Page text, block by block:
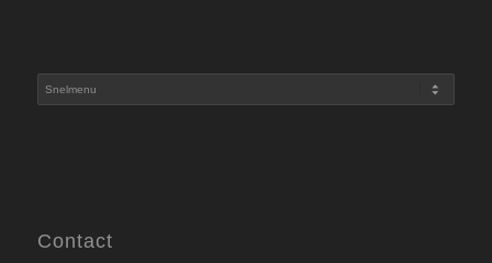
Contact